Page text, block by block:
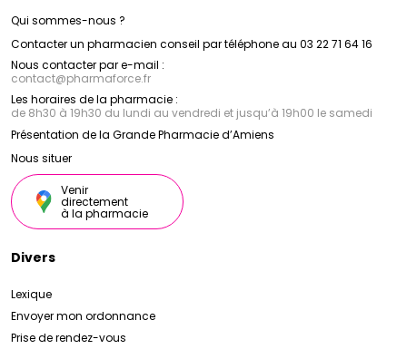
Qui sommes-nous ?
Contacter un pharmacien conseil par téléphone au 03 22 71 64 16
Nous contacter par e-mail :
contact@pharmaforce.fr
Les horaires de la pharmacie :
de 8h30 à 19h30 du lundi au vendredi et jusqu’à 19h00 le samedi
Présentation de la Grande Pharmacie d’Amiens
Nous situer
Venir
directement
à la pharmacie
Divers
Lexique
Envoyer mon ordonnance
Prise de rendez-vous